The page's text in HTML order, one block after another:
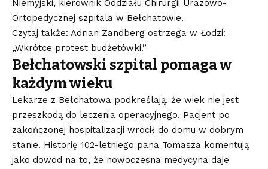
Niemyjski, kierownik Oddziału Chirurgii Urazowo-
Ortopedycznej szpitala w Bełchatowie.
Czytaj także: Adrian Zandberg ostrzega w Łodzi:
„Wkrótce protest budżetówki.”
Bełchatowski szpital pomaga w
każdym wieku
Lekarze z Bełchatowa podkreślają, że wiek nie jest
przeszkodą do leczenia operacyjnego. Pacjent po
zakończonej hospitalizacji wrócił do domu w dobrym
stanie. Historię 102-letniego pana Tomasza komentują
jako dowód na to, że nowoczesna medycyna daje